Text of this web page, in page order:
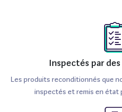
Inspectés par
Les produits reconditionnés que
inspectés et remis en état